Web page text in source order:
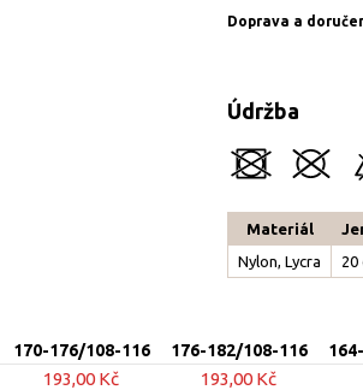
Doprava a
Údržba
Materiál
Nylon, Lycra
20
170-176/108-116 176-182/108-116
193,00 Kč 193,00 Kč